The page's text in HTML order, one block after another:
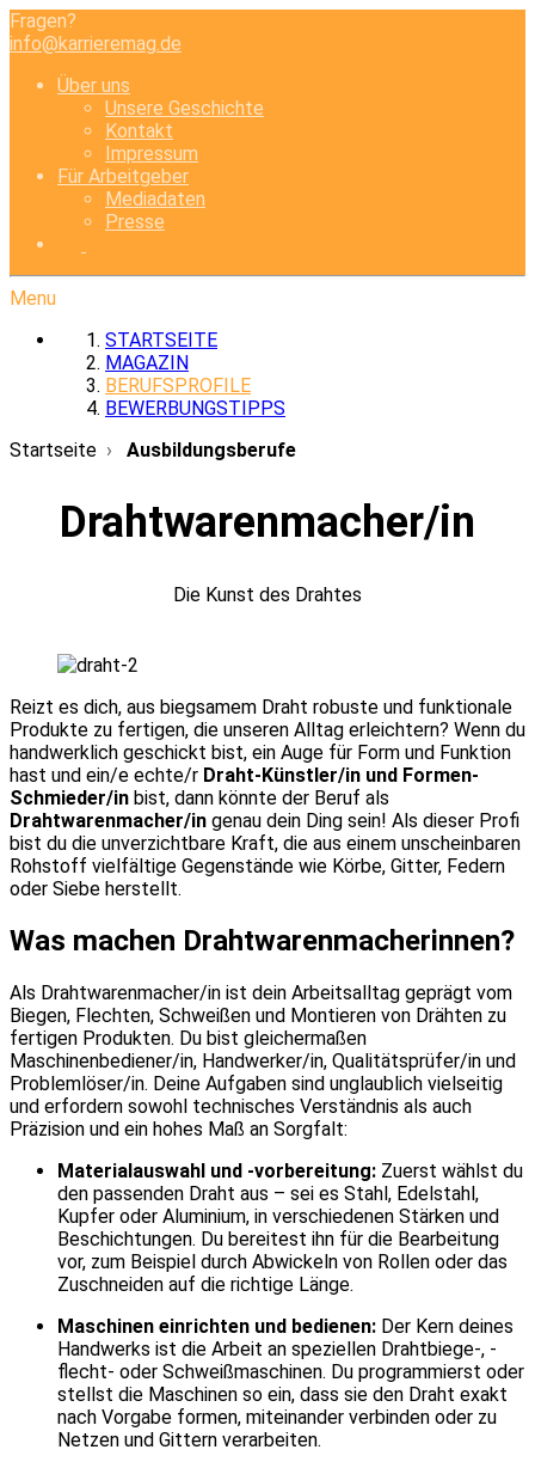
Fragen?
info@karrieremag.de
Über uns
Unsere Geschichte
Kontakt
Impressum
Für Arbeitgeber
Mediadaten
Presse
Menu
STARTSEITE
MAGAZIN
BERUFSPROFILE
BEWERBUNGSTIPPS
Startseite
Ausbildungsberufe
Drahtwarenmacher/in
Die Kunst des Drahtes
Reizt es dich, aus biegsamem Draht robuste und funktionale
Produkte zu fertigen, die unseren Alltag erleichtern? Wenn du
handwerklich geschickt bist, ein Auge für Form und Funktion
hast und ein/e echte/r Draht-Künstler/in und Formen-
Schmieder/in bist, dann könnte der Beruf als
Drahtwarenmacher/in genau dein Ding sein! Als dieser Profi
bist du die unverzichtbare Kraft, die aus einem unscheinbaren
Rohstoff vielfältige Gegenstände wie Körbe, Gitter, Federn
oder Siebe herstellt.
Was machen Drahtwarenmacherinnen?
Als Drahtwarenmacher/in ist dein Arbeitsalltag geprägt vom
Biegen, Flechten, Schweißen und Montieren von Drähten zu
fertigen Produkten. Du bist gleichermaßen
Maschinenbediener/in, Handwerker/in, Qualitätsprüfer/in und
Problemlöser/in. Deine Aufgaben sind unglaublich vielseitig
und erfordern sowohl technisches Verständnis als auch
Präzision und ein hohes Maß an Sorgfalt:
Materialauswahl und -vorbereitung: Zuerst wählst du
den passenden Draht aus – sei es Stahl, Edelstahl,
Kupfer oder Aluminium, in verschiedenen Stärken und
Beschichtungen. Du bereitest ihn für die Bearbeitung
vor, zum Beispiel durch Abwickeln von Rollen oder das
Zuschneiden auf die richtige Länge.
Maschinen einrichten und bedienen: Der Kern deines
Handwerks ist die Arbeit an speziellen Drahtbiege-, -
flecht- oder Schweißmaschinen. Du programmierst oder
stellst die Maschinen so ein, dass sie den Draht exakt
nach Vorgabe formen, miteinander verbinden oder zu
Netzen und Gittern verarbeiten.